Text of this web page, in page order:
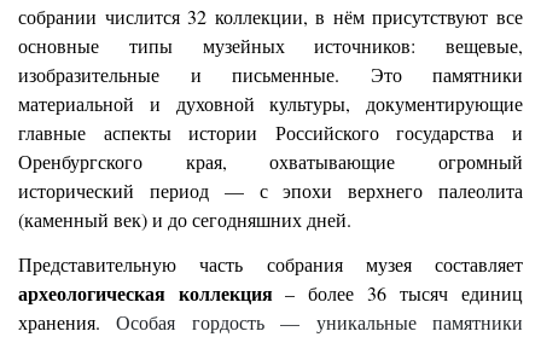
собрании числится 32 коллекции, в нём присутствуют все
основные типы музейных источников: вещевые,
изобразительные и письменные. Это памятники
материальной и духовной культуры, документирующие
главные аспекты истории Российского государства и
Оренбургского края, охватывающие огромный
исторический период — с эпохи верхнего палеолита
(каменный век) и до сегодняшних дней.
Представительную часть собрания музея составляет
археологическая коллекция– более 36 тысяч единиц
хранения.Особая гордость — уникальные памятники